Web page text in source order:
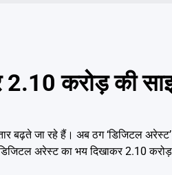
करोड़ की
जा रहे हैं। अब ठग ‘डिजिटल
अरेस्ट का भय दिखाकर 2.10